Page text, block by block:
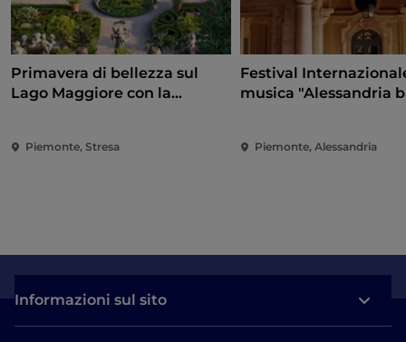
Primavera di bellezza sul
Lago Maggiore con la
Piemonte, Stresa
Festival
musica "Alessandria
Piemonte, Alessandria
Informazioni sul sito